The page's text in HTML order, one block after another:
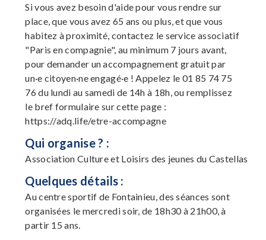
Si vous avez besoin d'aide pour vous rendre sur
place, que vous avez 65 ans ou plus, et que vous
habitez à proximité, contactez le service associatif
"Paris en compagnie", au minimum 7 jours avant,
pour demander un accompagnement gratuit par
un·e citoyen·ne engagé·e ! Appelez le 01 85 74 75
76 du lundi au samedi de 14h à 18h, ou remplissez
le bref formulaire sur cette page :
https://adq.life/etre-accompagne
Qui organise ? :
Association Culture et Loisirs des jeunes du Castellas
Quelques détails :
Au centre sportif de Fontainieu, des séances sont
organisées le mercredi soir, de 18h30 à 21h00, à
partir 15 ans.